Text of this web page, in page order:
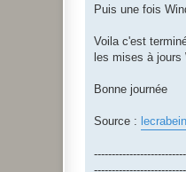
Puis une fois
Voila c'est
les mises à jours
Bonne journée
Source :